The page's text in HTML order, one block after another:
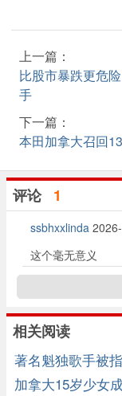
上一篇：
比股市暴跌更危
手
下一篇：
本田加拿大召回
评论 1
ssbhxxlinda
这个毫无意义
相关阅读
著名魁独歌手被
加拿大15岁少女